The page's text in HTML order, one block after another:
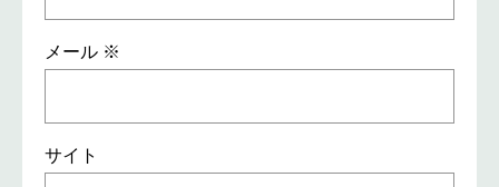
メール ※
サイト